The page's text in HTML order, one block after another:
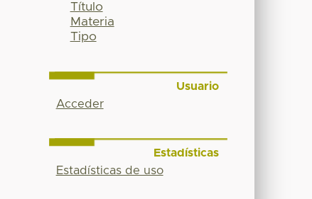
Título
Materia
Tipo
Usuario
Acceder
Estadísticas
Estadísticas de uso